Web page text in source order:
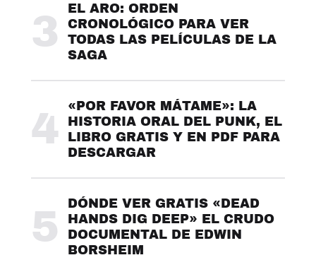
3
EL ARO: ORDEN
CRONOLÓGICO PARA VER
TODAS LAS PELÍCULAS DE LA
SAGA
4
«POR FAVOR MÁTAME»: LA
HISTORIA ORAL DEL PUNK, EL
LIBRO GRATIS Y EN PDF PARA
DESCARGAR
5
DÓNDE VER GRATIS «DEAD
HANDS DIG DEEP» EL CRUDO
DOCUMENTAL DE EDWIN
BORSHEIM